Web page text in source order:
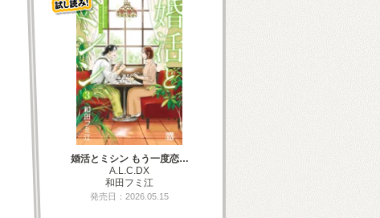
婚活とミシン もう一度恋…
A.L.C.DX
和田フミ江
発売日：2026.05.15